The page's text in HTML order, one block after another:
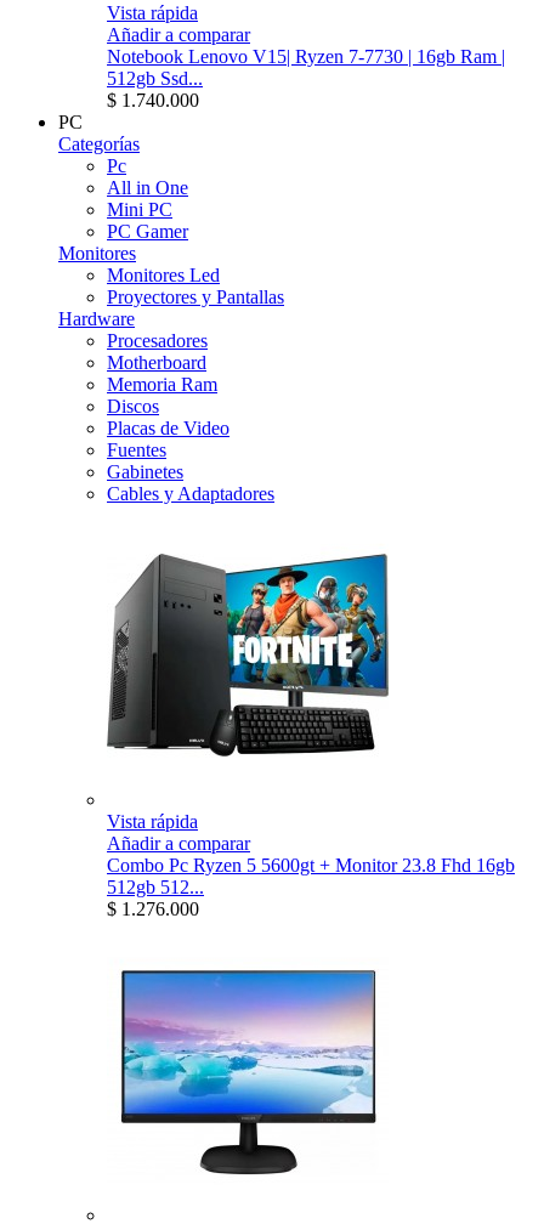
Vista rápida
Añadir a comparar
Notebook Lenovo V15| Ryzen 7-7730 | 16gb Ram |
512gb Ssd...
$ 1.740.000
PC
Categorías
Pc
All in One
Mini PC
PC Gamer
Monitores
Monitores Led
Proyectores y Pantallas
Hardware
Procesadores
Motherboard
Memoria Ram
Discos
Placas de Video
Fuentes
Gabinetes
Cables y Adaptadores
Vista rápida
Añadir a comparar
Combo Pc Ryzen 5 5600gt + Monitor 23.8 Fhd 16gb
512gb 512...
$ 1.276.000